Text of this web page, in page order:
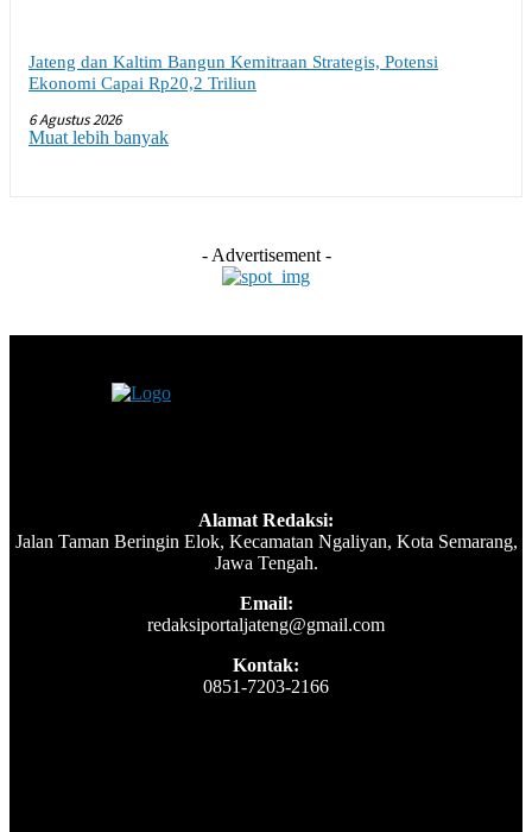
Jateng dan Kaltim Bangun Kemitraan Strategis, Potensi
Ekonomi Capai Rp20,2 Triliun
6 Agustus 2026
Muat lebih banyak
- Advertisement -
Alamat Redaksi:
Jalan Taman Beringin Elok, Kecamatan Ngaliyan, Kota Semarang,
Jawa Tengah.
Email:
redaksiportaljateng@gmail.com
Kontak:
0851-7203-2166